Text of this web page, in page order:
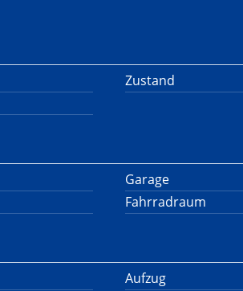
Zustand
Garage
Fahrradraum
Aufzug